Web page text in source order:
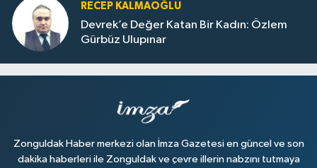
RECEP KALMAOĞLU
Devrek’e Değer Katan Bir Kadın: Özlem
Gürbüz Ulupınar
Zonguldak Haber merkezi olan İmza Gazetesi en güncel ve son
dakika haberleri ile Zonguldak ve çevre illerin nabzını tutmaya